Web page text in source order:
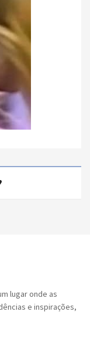
lugar onde as
e inspirações,